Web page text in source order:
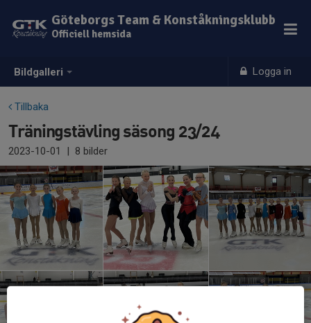
Bildgalleri Logga in
Göteborgs Team & Konståkningsklubb
Officiell hemsida
Tillbaka
Träningstävling säsong 23/24
2023-10-01 | 8 bilder